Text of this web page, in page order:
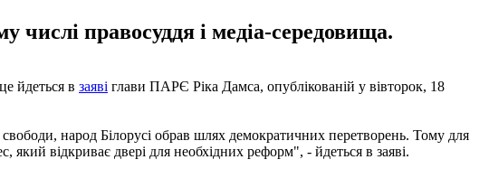
числі правосуддя і медіа-середовища.
йдеться в заяві глави ПАРЄ Ріка Дамса, опублікованій у вівторок, 18
народ Білорусі обрав шлях демократичних перетворень. Тому для
відкриває двері для необхідних реформ", - йдеться в заяві.